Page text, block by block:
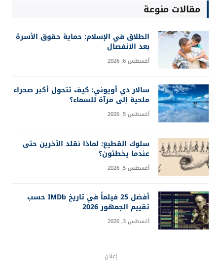
مقالات منوعة
الطلاق في الإسلام: حماية حقوق الأسرة
بعد الانفصال
أغسطس 6, 2026
سالار دي أويوني: كيف تتحول أكبر صحراء
ملحية إلى مرآة للسماء؟
أغسطس 5, 2026
سلوك القطيع: لماذا نقلد الآخرين حتى
عندما يخطئون؟
أغسطس 5, 2026
أفضل 25 فيلماً في تاريخ IMDb حسب
تقييم الجمهور 2026
أغسطس 3, 2026
إعلان